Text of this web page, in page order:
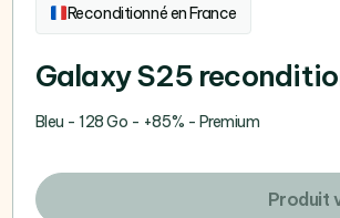
Reconditionné en France
Galaxy S25
Bleu - 128 Go - +85% - Premium
Produit